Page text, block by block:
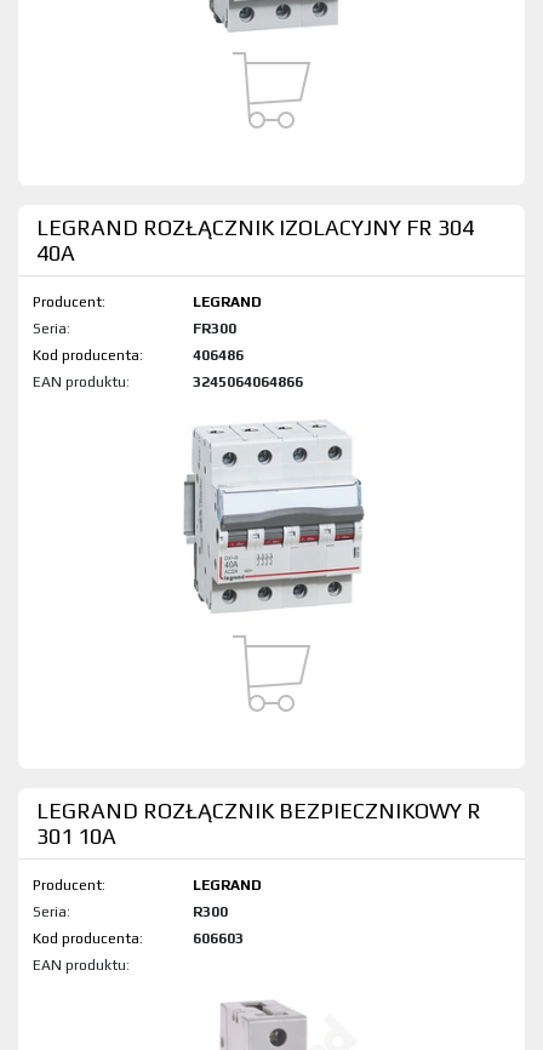
LEGRAND ROZŁĄCZNIK IZOLACYJNY FR 304
40A
Producent:
LEGRAND
Seria:
FR300
Kod produktu:
406486
EAN produktu:
3245064064866
LEGRAND ROZŁĄCZNIK BEZPIECZNIKOWY R
301 10A
Producent:
LEGRAND
Seria:
R300
Kod produktu:
606603
EAN produktu: